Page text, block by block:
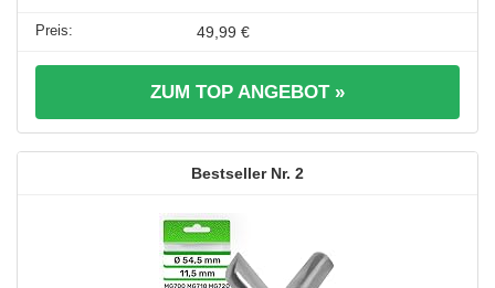
49,99 €
ZUM TOP ANGEBOT »
2